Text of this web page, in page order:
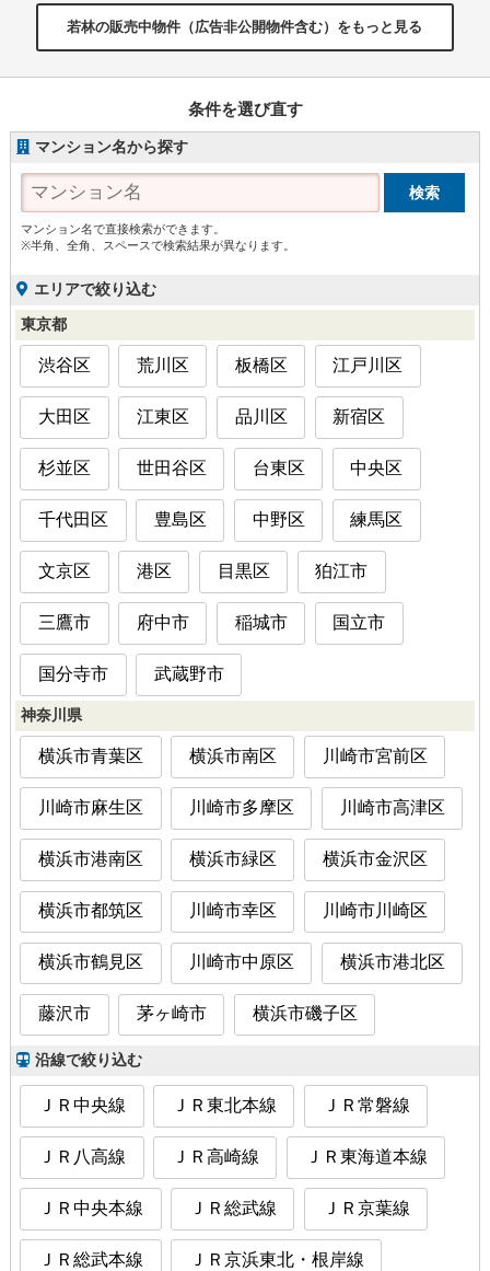
若林の販売中物件（広告非公開物件含む）をもっと見る
条件を選び直す
マンション名から探す
マンション名で直接検索ができます。
※半角、全角、スペースで検索結果が異なります。
エリアで絞り込む
東京都
渋谷区 荒川区 板橋区 江戸川区
大田区 江東区 品川区 新宿区
杉並区 世田谷区 台東区 中央区
千代田区 豊島区 中野区 練馬区
文京区 港区 目黒区 狛江市
三鷹市 府中市 稲城市 国立市
国分寺市 武蔵野市
神奈川県
横浜市青葉区 横浜市南区 川崎市宮前区
川崎市麻生区 川崎市多摩区 川崎市高津区
横浜市港南区 横浜市緑区 横浜市金沢区
横浜市都筑区 川崎市幸区 川崎市川崎区
横浜市鶴見区 川崎市中原区 横浜市港北区
藤沢市 茅ヶ崎市 横浜市磯子区
沿線で絞り込む
ＪＲ中央線 ＪＲ東北本線 ＪＲ常磐線
ＪＲ八高線 ＪＲ高崎線 ＪＲ東海道本線
ＪＲ中央本線 ＪＲ総武線 ＪＲ京葉線
ＪＲ総武本線 ＪＲ京浜東北・根岸線